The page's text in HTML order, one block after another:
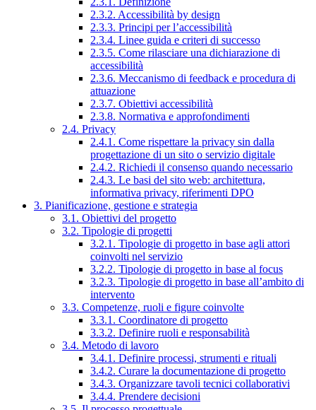
2.3.2. Accessibilità by design
2.3.3. Principi per l’accessibilità
2.3.4. Linee guida e criteri di successo
2.3.5. Come rilasciare una dichiarazione di
accessibilità
2.3.6. Meccanismo di feedback e procedura di
attuazione
2.3.7. Obiettivi accessibilità
2.3.8. Normativa e approfondimenti
2.4. Privacy
2.4.1. Come rispettare la privacy sin dalla
progettazione di un sito o servizio digitale
2.4.2. Richiedi il consenso quando necessario
2.4.3. Le basi del sito web: architettura,
informativa privacy, riferimenti DPO
3. Pianificazione, gestione e strategia
3.1. Obiettivi del progetto
3.2. Tipologie di progetti
3.2.1. Tipologie di progetto in base agli attori
coinvolti nel servizio
3.2.2. Tipologie di progetto in base al focus
3.2.3. Tipologie di progetto in base all’ambito di
intervento
3.3. Competenze, ruoli e figure coinvolte
3.3.1. Coordinatore di progetto
3.3.2. Definire ruoli e responsabilità
3.4. Metodo di lavoro
3.4.1. Definire processi, strumenti e rituali
3.4.2. Curare la documentazione di progetto
3.4.3. Organizzare tavoli tecnici collaborativi
3.4.4. Prendere decisioni